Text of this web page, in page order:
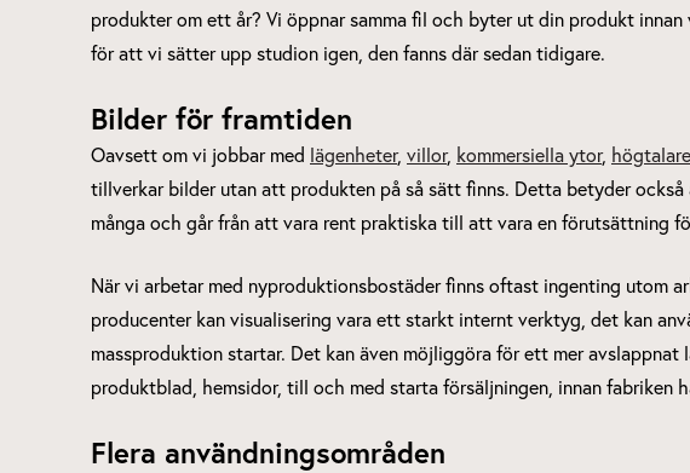
produkter om ett år? Vi öppnar samma fil och byter ut din produkt
för att vi sätter upp studion igen, den fanns där sedan tidigare.
Bilder för framtiden
Oavsett om vi jobbar med lägenheter, villor, kommersiella ytor, högtalare
tillverkar bilder utan att produkten på så sätt finns. Detta betyder
många och går från att vara rent praktiska till att vara en förutsättning
När vi arbetar med nyproduktionsbostäder finns oftast ingenting utom
producenter kan visualisering vara ett starkt internt verktyg, det kan
massproduktion startar. Det kan även möjliggöra för ett mer
produktblad, hemsidor, till och med starta försäljningen, innan
Flera användningsområden